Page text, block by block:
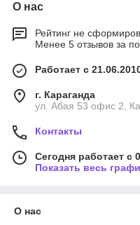
О нас
Рейтинг не
Менее 5 отзывов за
Работает с
г. Караганда
ул. Абая 53 офис 2,
Контакты
Сегодня работает с
Показать весь
О нас